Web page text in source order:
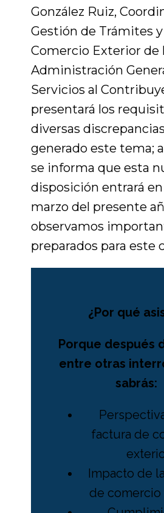
González Ruiz,
Gestión de Trámites
Comercio Exterior de
Administración
Servicios al
presentará los
diversas
generado este tema;
se informa que esta
disposición entrará en
marzo del presente
observamos
preparados para este
¿Por qué
Porque después
entre otras
sabrás:
factura de
Impacto de
de comercio